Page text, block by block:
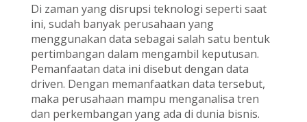
Di zaman yang disrupsi teknologi seperti saat
ini, sudah banyak perusahaan yang
menggunakan data sebagai salah satu bentuk
pertimbangan dalam mengambil keputusan.
Pemanfaatan data ini disebut dengan data
driven. Dengan memanfaatkan data tersebut,
maka perusahaan mampu menganalisa tren
dan perkembangan yang ada di dunia bisnis.